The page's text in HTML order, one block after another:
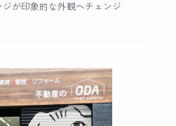
が印象的な外観へチェンジ